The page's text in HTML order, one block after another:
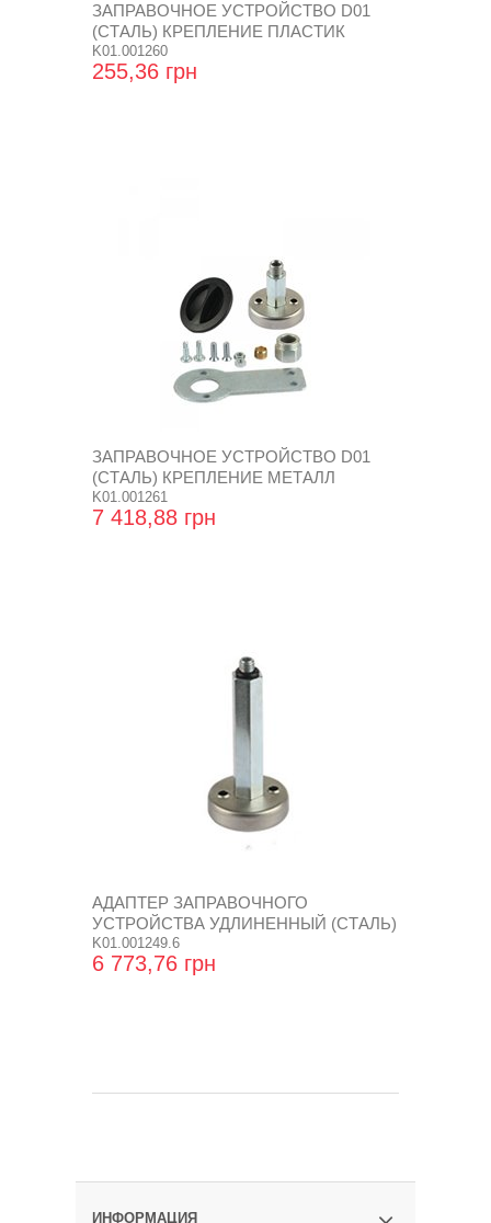
ЗАПРАВОЧНОЕ УСТРОЙСТВО D01
(СТАЛЬ) КРЕПЛЕНИЕ ПЛАСТИК
K01.001260
255,36 грн
ЗАПРАВОЧНОЕ УСТРОЙСТВО D01
(СТАЛЬ) КРЕПЛЕНИЕ МЕТАЛЛ
K01.001261
7 418,88 грн
АДАПТЕР ЗАПРАВОЧНОГО
УСТРОЙСТВА УДЛИНЕННЫЙ (СТАЛЬ)
K01.001249.6
6 773,76 грн
ИНФОРМАЦИЯ